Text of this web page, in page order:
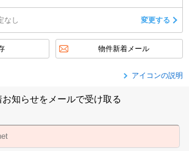
なし 変更する
物件新着メール
アイコンの説明
お知らせをメールで受け取る